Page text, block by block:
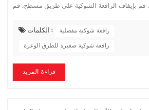
الشوكية المفصلية : 1. قم بإيقاف الرافعة الشوكية على طريق مسطح، قم
الكلمات :
رافعة شوكية مفصلية
رافعة شوكية صغيرة للطرق الوعرة
قراءة المزيد